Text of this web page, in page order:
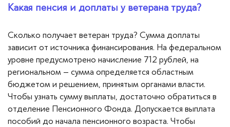
Какая пенсия и доплаты у ветерана труда?
Сколько получает ветеран труда? Сумма доплаты
зависит от источника финансирования. На федеральном
уровне предусмотрено начисление 712 рублей, на
региональном – сумма определяется областным
бюджетом и решением, принятым органами власти.
Чтобы узнать сумму выплаты, достаточно обратиться в
отделение Пенсионного Фонда. Допускается выплата
пособий до начала пенсионного возраста. Чтобы